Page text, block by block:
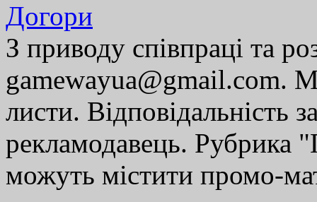
Догори
З приводу співпраці та
gamewayua@gmail.com.
листи. Відповідальність
рекламодавець. Рубрика
можуть містити промо-